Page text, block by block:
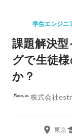
学生エンジニ
課題解決
グで生徒
か？
株式会社
東京